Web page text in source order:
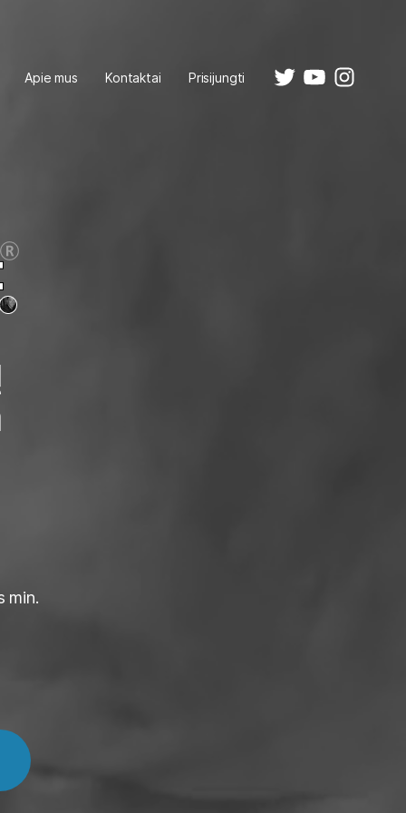
Apie mus Kontaktai Prisijungti
min.